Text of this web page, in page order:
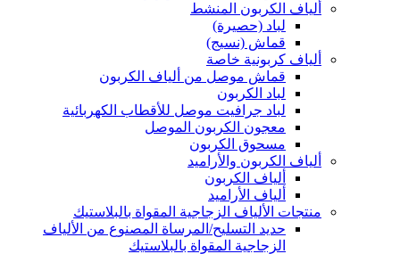
ألياف الكربون المنشط
لباد (حصيرة)
قماش (نسيج)
ألياف كربونية خاصة
قماش موصل من ألياف الكربون
لباد الكربون
لباد جرافيت موصل للأقطاب الكهربائية
معجون الكربون الموصل
مسحوق الكربون
ألياف الكربون والأراميد
ألياف الكربون
ألياف الأراميد
منتجات الألياف الزجاجية المقواة بالبلاستيك
حديد التسليح/المرساة المصنوع من الألياف
الزجاجية المقواة بالبلاستيك